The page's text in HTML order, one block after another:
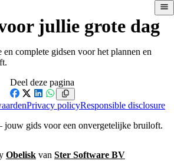
jullie grote dag
complete gidsen voor het plannen en
Deel deze pagina
Facebook
X LinkedIn
WhatsApp
Privacy policyResponsible disclosure
gids voor een onvergetelijke bruiloft.
Obelisk van Ster Software BV